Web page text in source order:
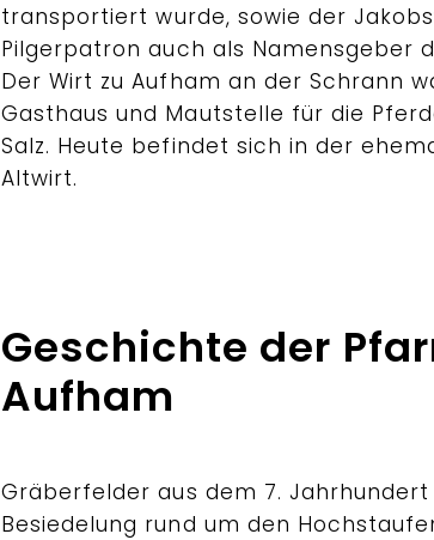
transportiert wurde, sowie der
Pilgerpatron auch als Namensgeber
Der Wirt zu Aufham an der Schrann
Gasthaus und Mautstelle für die
Salz. Heute befindet sich in der
Altwirt.
Geschichte der
Aufham
Gräberfelder aus dem 7.
Besiedelung rund um den